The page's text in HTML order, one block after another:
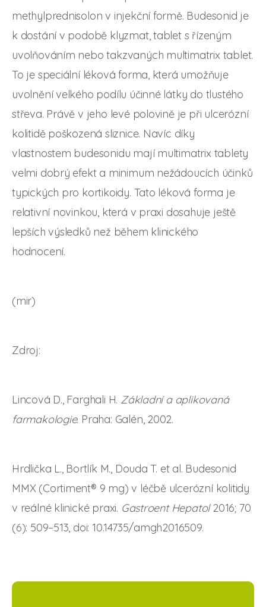
methylprednisolon v injekční formě. Budesonid je
k dostání v podobě klyzmat, tablet s řízeným
uvolňováním nebo takzvaných multimatrix tablet.
To je speciální léková forma, která umožňuje
uvolnění velkého podílu účinné látky do tlustého
střeva. Právě v jeho levé polovině je při ulcerózní
kolitidě poškozená sliznice. Navíc díky
vlastnostem budesonidu mají multimatrix tablety
velmi dobrý efekt a minimum nežádoucích účinků
typických pro kortikoidy. Tato léková forma je
relativní novinkou, která v praxi dosahuje ještě
lepších výsledků než během klinického
hodnocení.
(mir)
Zdroj:
Lincová D., Farghali H. Základní a aplikovaná
farmakologie. Praha: Galén, 2002.
Hrdlička L., Bortlík M., Douda T. et al. Budesonid
MMX (Cortiment® 9 mg) v léčbě ulcerózní kolitidy
v reálné klinické praxi. Gastroent Hepatol2016; 70
(6): 509–513, doi: 10.14735/amgh2016509.